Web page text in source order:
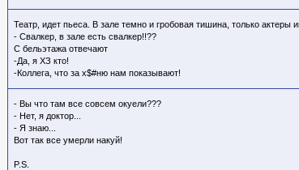
Театр, идет пьеса. В зале темно и гробовая тишина, только актеры
- Свалкер, в зале есть свалкер!!??
С бельэтажа отвечают
-Да, я ХЗ кто!
-Коллега, что за х$#ню нам показывают!
- Вы что там все совсем окуели???
- Нет, я доктор...
- Я знаю...
Вот так все умерли накуй!
P.S.